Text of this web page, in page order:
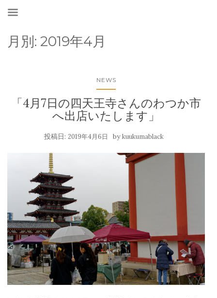
月別: 2019年4月
NEWS
「4月7日の四天王寺さんのわつか市
へ出店いたします」
投稿日: 2019年4月6日 bykuukumablack